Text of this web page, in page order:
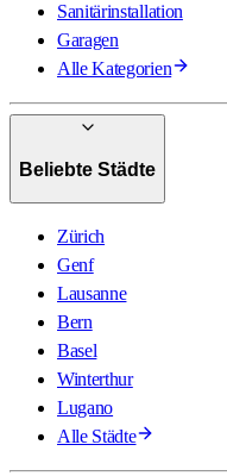
Sanitärinstallation
Garagen
Alle Kategorien
Beliebte Städte
Zürich
Genf
Lausanne
Bern
Basel
Winterthur
Lugano
Alle Städte